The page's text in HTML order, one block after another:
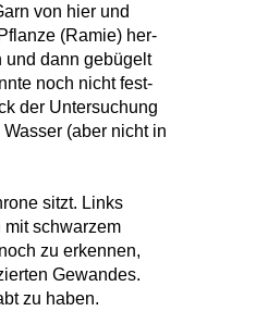
von hier und
(Ramie) her-
und dann gebügelt
noch nicht fest-
der Untersuchung
(aber nicht in
sitzt. Links
schwarzem
zu erkennen,
Gewandes.
zu haben.